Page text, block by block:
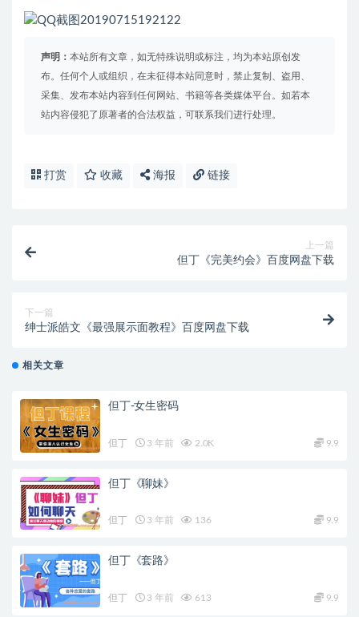
声明： 本站所有文章，如无特殊说明或标注，均为本站原创发
布。任何个人或组织，在未征得本站同意时，禁止复制、盗用、
采集、发布本站内容到任何网站、书籍等各类媒体平台。如若本
站内容侵犯了原著者的合法权益，可联系我们进行处理。
打赏 收藏 海报 链接
上一篇
但丁《完美约会》百度网盘下载
下一篇
绅士派皓文《最强展示面教程》百度网盘下载
相关文章
但丁-女生密码
但丁 3 年前 2.0K 9.9
但丁《聊妹》
但丁 3 年前 136 9.9
但丁《套路》
但丁 3 年前 613 9.9